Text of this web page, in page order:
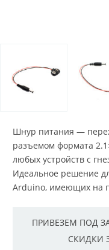
Шнур питания —
разъемом формата
любых устройств с
Идеальное решение
Arduino, имеющих на
ПРИВЕЗЕМ ПОД
СКИДКИ